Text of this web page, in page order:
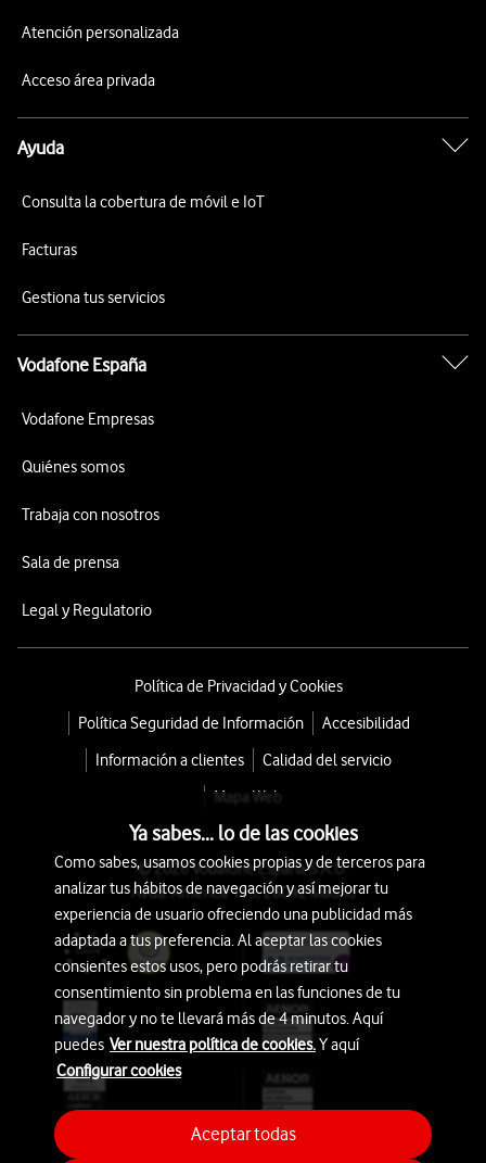
Atención personalizada
Acceso área privada
Ayuda
Consulta la cobertura de móvil e IoT
Facturas
Gestiona tus servicios
Vodafone España
Vodafone Empresas
Quiénes somos
Trabaja con nosotros
Sala de prensa
Legal y Regulatorio
Política de Privacidad y Cookies
Política Seguridad de Información
Accesibilidad
Información a clientes
Calidad del servicio
Mapa Web
© 2026 Vodafone España S.A.U.
Avda. América 115, 28042 Madrid
Ya sabes... lo de las cookies
Como sabes, usamos cookies propias y de terceros para
analizar tus hábitos de navegación y así mejorar tu
experiencia de usuario ofreciendo una publicidad más
adaptada a tus preferencia. Al aceptar las cookies
consientes estos usos, pero podrás retirar tu
consentimiento sin problema en las funciones de tu
navegador y no te llevará más de 4 minutos. Aquí
puedes Ver nuestra política de cookies.Y aquí
Configurar cookies
Aceptar todas